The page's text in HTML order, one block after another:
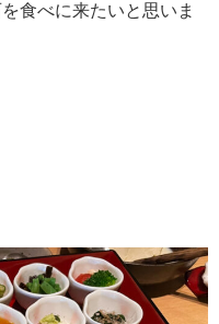
食べに来たいと思いま